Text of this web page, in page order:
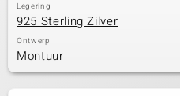
Legering
925 Sterling Zilver
Ontwerp
Montuur